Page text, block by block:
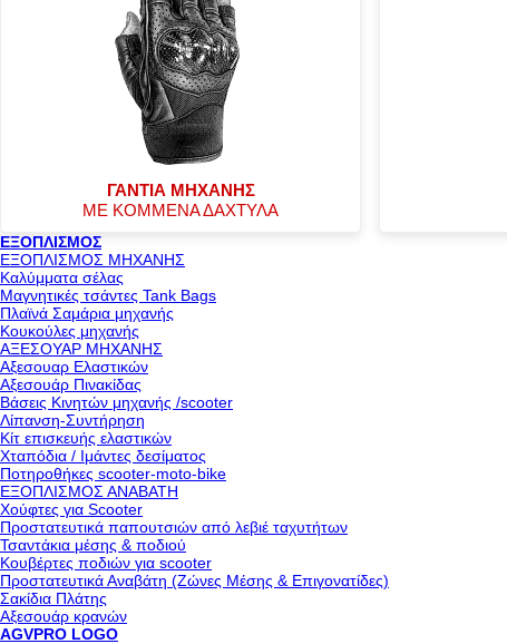
ΓΑΝΤΙΑ ΜΗΧΑΝΗΣ
ΜΕ ΚΟΜΜΕΝΑ ΔΑΧΤΥΛΑ
ΕΞΟΠΛΙΣΜΟΣ
ΕΞΟΠΛΙΣΜΟΣ ΜΗΧΑΝΗΣ
Καλύμματα σέλας
Μαγνητικές τσάντες Tank Bags
Πλαϊνά Σαμάρια μηχανής
Κουκούλες μηχανής
ΑΞΕΣΟΥΑΡ ΜΗΧΑΝΗΣ
Αξεσουαρ Ελαστικών
Αξεσουάρ Πινακίδας
Βάσεις Κινητών μηχανής /scooter
Λίπανση-Συντήρηση
Κίτ επισκευής ελαστικών
Χταπόδια / Ιμάντες δεσίματος
Ποτηροθήκες scooter-moto-bike
ΕΞΟΠΛΙΣΜΟΣ ΑΝΑΒΑΤΗ
Χούφτες για Scooter
Προστατευτικά παπουτσιών από λεβιέ ταχυτήτων
Τσαντάκια μέσης & ποδιού
Κουβέρτες ποδιών για scooter
Προστατευτικά Αναβάτη (Ζώνες Μέσης & Επιγονατίδες)
Σακίδια Πλάτης
Αξεσουάρ κρανών
AGVPRO LOGO